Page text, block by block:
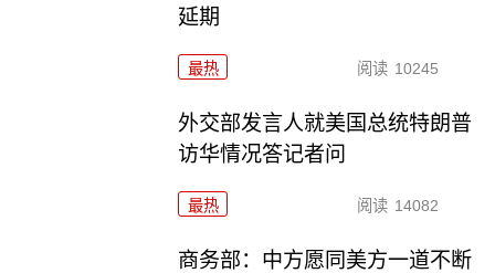
延期
最热 阅读 10245
外交部发言人就美国总统特朗普
访华情况答记者问
最热 阅读 14082
商务部：中方愿同美方一道不断